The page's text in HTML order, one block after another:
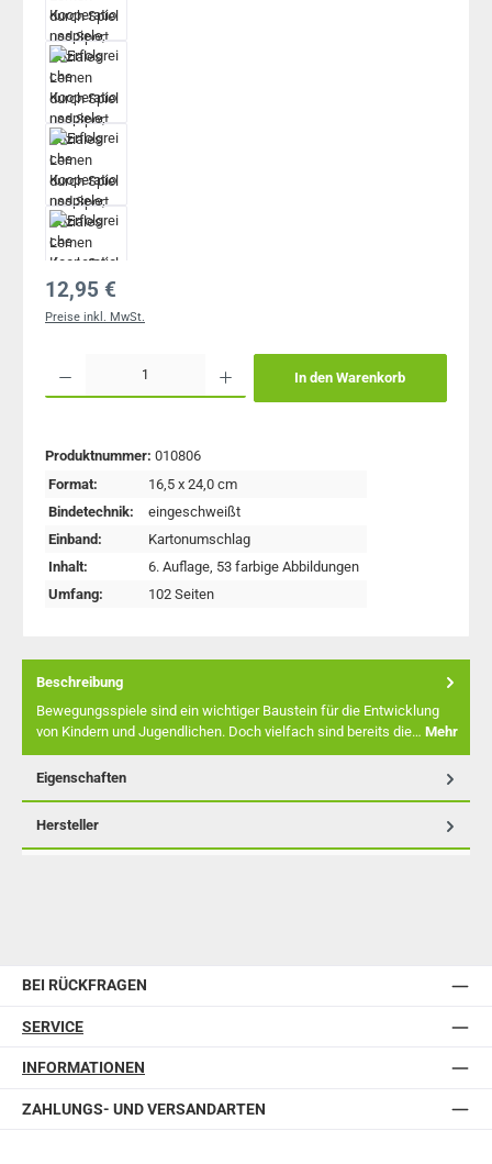
Regulärer Preis:
12,95 €
Preise inkl. MwSt.
In den Warenkorb
Produktnummer: 010806
Format:
16,5 x 24,0 cm
Bindetechnik:
eingeschweißt
Einband:
Kartonumschlag
Inhalt:
6. Auflage , 53 farbige Abbildungen
Umfang:
102 Seiten
Beschreibung
Bewegungsspiele sind ein wichtiger Baustein für die Entwicklung
von Kindern und Jugendlichen. Doch vielfach sind bereits die… Mehr
Eigenschaften
Hersteller
BEI RÜCKFRAGEN
SERVICE
INFORMATIONEN
ZAHLUNGS- UND VERSANDARTEN